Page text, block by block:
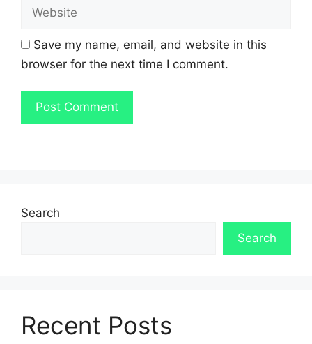
Save my name, email, and website in this
browser for the next time I comment.
Search
Search
Recent Posts